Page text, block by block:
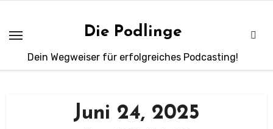
springen
Die Podlinge
Dein Wegweiser für erfolgreiches Podcasting!
Juni 24, 2025